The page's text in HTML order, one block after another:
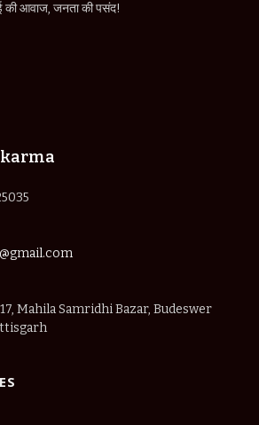
की आवाज, जनता की पसंद!
Mahila Samridhi Bazar, Budeswer